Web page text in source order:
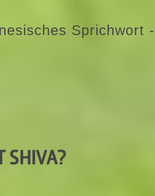
Sprichwort -
SHIVA?